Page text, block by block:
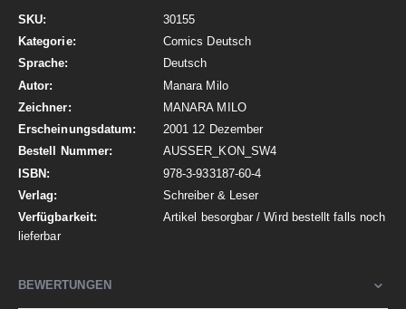
Mehr
Informationen
30155
Comics Deutsch
Deutsch
Manara Milo
MANARA MILO
2001 12 Dezember
AUSSER_KON_SW4
978-3-933187-60-4
Schreiber & Leser
Artikel besorgbar / Wird bestellt falls noch
lieferbar
BEWERTUNGEN